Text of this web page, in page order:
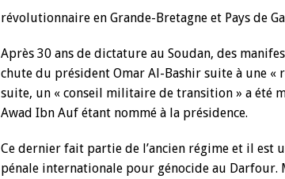
révolutionnaire en Grande-Bretagne et Pays de
Après 30 ans de dictature au Soudan, des
chute du président Omar Al-Bashir suite à une «
suite, un « conseil militaire de transition » a été
Awad Ibn Auf étant nommé à la présidence.
Ce dernier fait partie de l’ancien régime et il est
pénale internationale pour génocide au Darfour.